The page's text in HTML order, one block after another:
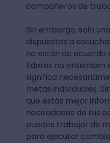
compañeros de
Sin embargo, solo
dispuestos a
no están de acuerdo
líderes no entienden
significa
metas individuales.
que estás mejor
necesidades de tus
puedes trabajar de
para ejecutar